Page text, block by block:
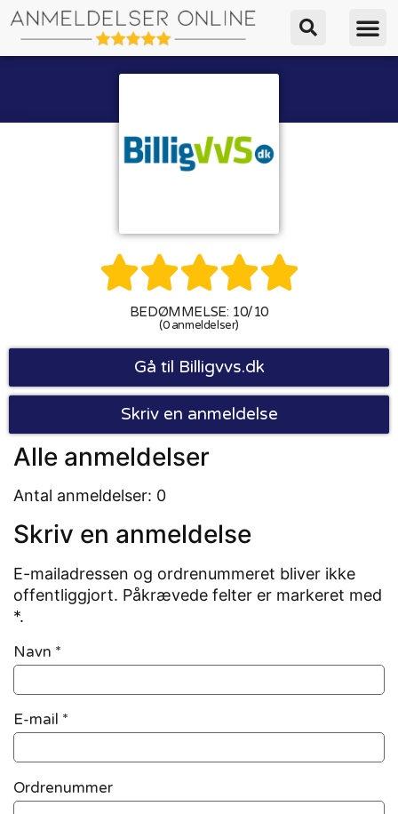

BEDØMMELSE: 10/10
(0 anmeldelser)
Gå til Billigvvs.dk
Skriv en anmeldelse
Alle anmeldelser
Antal anmeldelser: 0
Skriv en anmeldelse
E-mailadressen og ordrenummeret bliver ikke
offentliggjort. Påkrævede felter er markeret med
*.
Navn *
E-mail *
Ordrenummer